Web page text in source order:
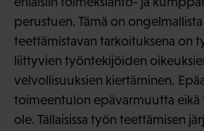
perustuen. Tämä on
teettämistavan tarkoituksena on
liittyvien työntekijöiden
velvollisuuksien kiertäminen.
toimeentulon epävarmuutta eikä
ole. Tällaisissa työn teettämisen